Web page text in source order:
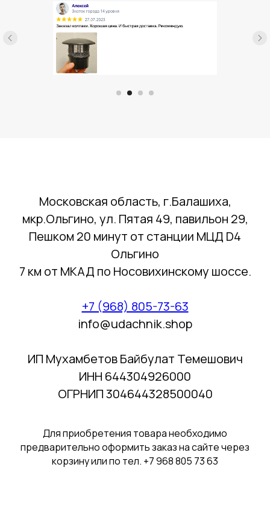
Московская область, г.Балашиха,
мкр.Ольгино, ул. Пятая 49, павильон 29,
Пешком 20 минут от станции МЦД D4
Ольгино
7 км от МКАД по Носовихинскому шоссе.
+7 (968) 805-73-63
info@udachnik.shop
ИП Мухамбетов Байбулат Темешович
ИНН 644304926000
ОГРНИП 304644328500040
Для приобретения товара необходимо
предварительно оформить заказ на сайте через
корзину или по тел. +7 968 805 73 63